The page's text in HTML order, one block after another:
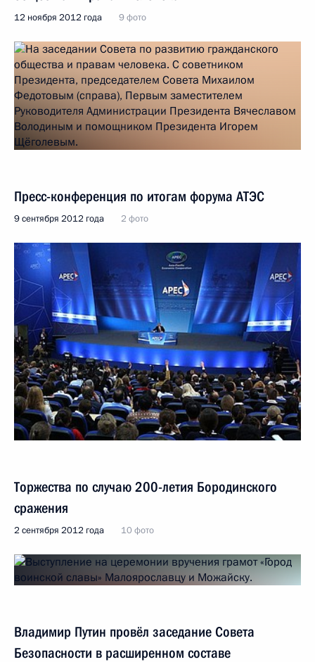
12 ноября 2012 года 9 фото
Пресс-конференция по итогам форума АТЭС
9 сентября 2012 года 2 фото
Торжества по случаю 200-летия Бородинского
сражения
2 сентября 2012 года 10 фото
Владимир Путин провёл заседание Совета
Безопасности в расширенном составе